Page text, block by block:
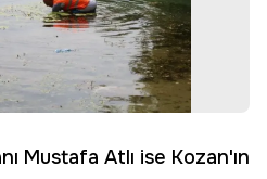
Mustafa Atlı ise Kozan'ın